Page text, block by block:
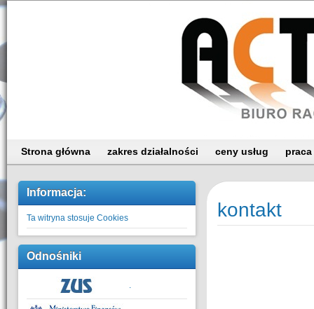
Strona główna zakres działalności ceny usług praca
Informacja:
Ta witryna stosuje Cookies
Odnośniki
kontakt